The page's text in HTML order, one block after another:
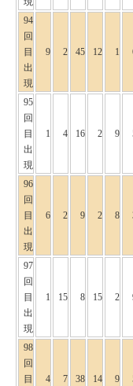
94
回
目
出
現
9 2 45 12 1
95
回
目
出
現
1 4 16 2 9
96
回
目
出
現
6 2 9 2 8
97
回
目
出
現
1 15 8 15 2
98
回
目
4 7 38 14 9